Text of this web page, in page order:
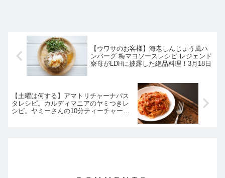
【ウワサのお客様】海老しんじょう風ハ
ンバーグ 梅マヨソースレシピ レジェンド
寮母がLDHに披露した絶品料理！3月18日
【土曜は何する】アマトリチャーナパス
タレシピ。カルディマニアのヤミつきレ
シピ。ヤミーさんの10分ティーチャー｜3